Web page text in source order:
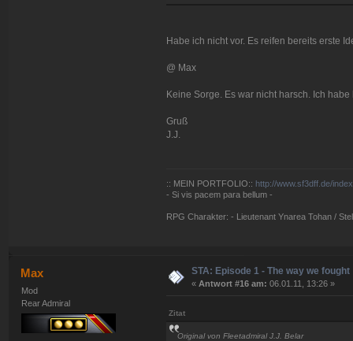
Habe ich nicht vor. Es reifen bereits erste
@ Max
Keine Sorge. Es war nicht harsch. Ich
Gruß
J.J.
:: MEIN PORTFOLIO:: http://www.sf3dff.de/
- Si vis pacem para bellum -
RPG Charakter: - Lieutenant Ynarea Tohan /
Max
Mod
Rear Admiral
STA: Episode 1 - The way we fought
« Antwort #16 am: 06.01.11, 13:26 »
Zitat
Original von Fleetadmiral J.J. Belar